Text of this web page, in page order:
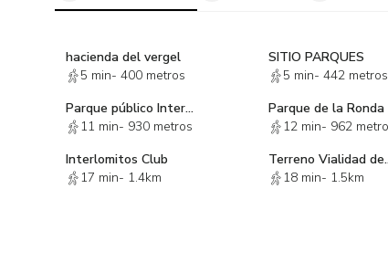
hacienda del vergel
5 min- 400 metros
SITIO PARQUES
5 min-442 metros
Parque público Interlomas
11 min- 930 metros
Parque de la Ronda
12 min- 962
Interlomitos Club
17 min- 1.4km
Terreno
18 min- 1.5km